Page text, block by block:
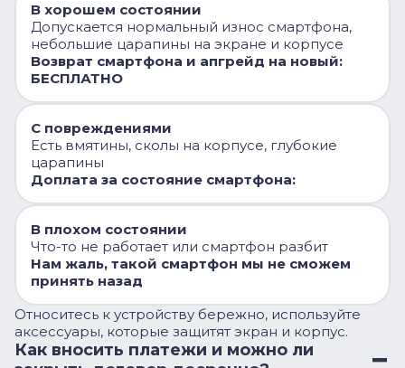
В хорошем состоянии
Допускается нормальный износ смартфона,
небольшие царапины на экране и корпусе
Возврат смартфона и апгрейд на новый:
БЕСПЛАТНО
С повреждениями
Есть вмятины, сколы на корпусе, глубокие
царапины
Доплата за состояние смартфона:
В плохом состоянии
Что-то не работает или смартфон разбит
Нам жаль, такой смартфон мы не сможем
принять назад
Относитесь к устройству бережно, используйте
аксессуары, которые защитят экран и корпус.
Как вносить платежи и можно ли